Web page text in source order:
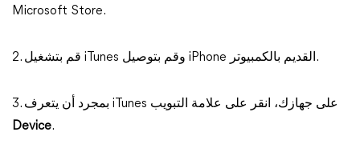
Microsoft Store.
2. قم بتشغيل iTunes وقم بتوصيل iPhone القديم بالكمبيوتر.
3. بمجرد أن يتعرف iTunes على جهازك، انقر على علامة التبويب
Device.